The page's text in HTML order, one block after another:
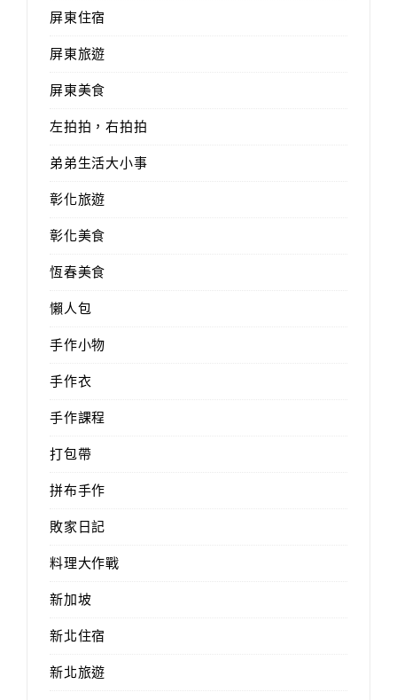
屏東住宿
屏東旅遊
屏東美食
左拍拍，右拍拍
弟弟生活大小事
彰化旅遊
彰化美食
恆春美食
懶人包
手作小物
手作衣
手作課程
打包帶
拼布手作
敗家日記
料理大作戰
新加坡
新北住宿
新北旅遊